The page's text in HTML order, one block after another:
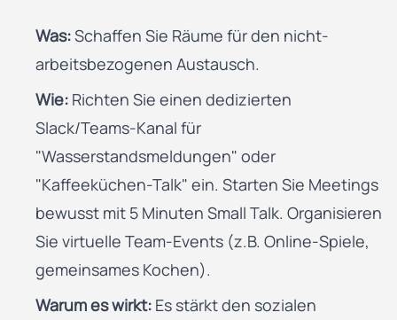
Was:Schaffen Sie Räume für den nicht-
arbeitsbezogenen Austausch.
Wie: Richten Sie einen dedizierten
Slack/Teams-Kanal für
"Wasserstandsmeldungen" oder
"Kaffeeküchen-Talk" ein. Starten Sie Meetings
bewusst mit 5 Minuten Small Talk. Organisieren
Sie virtuelle Team-Events (z.B. Online-Spiele,
gemeinsames Kochen).
Warum es wirkt: Es stärkt den sozialen